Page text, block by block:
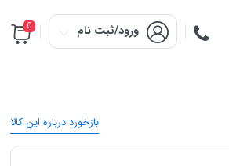
ورود/ثبت نام 0
بازخورد درباره این کالا